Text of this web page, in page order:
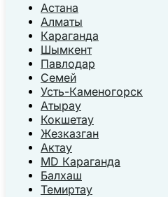
Астана
Алматы
Караганда
Шымкент
Павлодар
Семей
Усть-Каменогорск
Атырау
Кокшетау
Жезказган
Актау
MD Караганда
Балхаш
Темиртау